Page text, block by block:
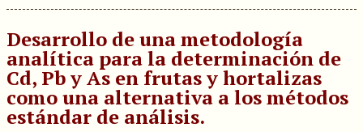
Desarrollo de una metodología
analítica para la determinación de
Cd, Pb y As en frutas y hortalizas
como una alternativa a los métodos
estándar de análisis.